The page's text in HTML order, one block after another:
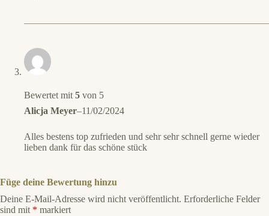
Bewertet mit 5 von 5
Alicja Meyer–11/02/2024
Alles bestens top zufrieden und sehr sehr schnell gerne wieder
lieben dank für das schöne stück
Füge deine Bewertung hinzu
Deine E-Mail-Adresse wird nicht veröffentlicht. Erforderliche Felder
sind mit * markiert